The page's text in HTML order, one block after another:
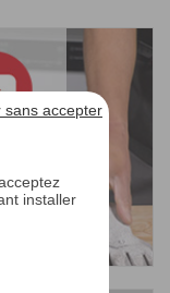
installer
sans accepter